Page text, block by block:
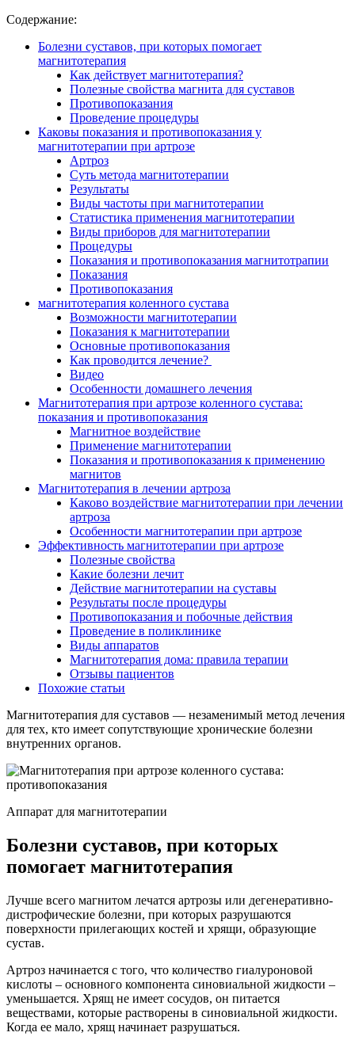
Содержание:
Болезни суставов, при которых помогает
магнитотерапия
Как действует магнитотерапия?
Полезные свойства магнита для суставов
Противопоказания
Проведение процедуры
Каковы показания и противопоказания у
магнитотерапии при артрозе
Артроз
Суть метода магнитотерапии
Результаты
Виды частоты при магнитотерапии
Статистика применения магнитотерапии
Виды приборов для магнитотерапии
Процедуры
Показания и противопоказания магнитотрапии
Показания
Противопоказания
магнитотерапия коленного сустава
Возможности магнитотерапии
Показания к магнитотерапии
Основные противопоказания
Как проводится лечение?
Видео
Особенности домашнего лечения
Магнитотерапия при артрозе коленного сустава:
показания и противопоказания
Магнитное воздействие
Применение магнитотерапии
Показания и противопоказания к применению
магнитов
Магнитотерапия в лечении артроза
Каково воздействие магнитотерапии при лечении
артроза
Особенности магнитотерапии при артрозе
Эффективность магнитотерапии при артрозе
Полезные свойства
Какие болезни лечит
Действие магнитотерапии на суставы
Результаты после процедуры
Противопоказания и побочные действия
Проведение в поликлинике
Виды аппаратов
Магнитотерапия дома: правила терапии
Отзывы пациентов
Похожие статьи
Магнитотерапия для суставов — незаменимый метод лечения
для тех, кто имеет сопутствующие хронические болезни
внутренних органов.
Аппарат для магнитотерапии
Болезни суставов, при которых
помогает магнитотерапия
Лучше всего магнитом лечатся артрозы или дегенеративно-
дистрофические болезни, при которых разрушаются
поверхности прилегающих костей и хрящи, образующие
сустав.
Артроз начинается с того, что количество гиалуроновой
кислоты – основного компонента синовиальной жидкости –
уменьшается. Хрящ не имеет сосудов, он питается
веществами, которые растворены в синовиальной жидкости.
Когда ее мало, хрящ начинает разрушаться.